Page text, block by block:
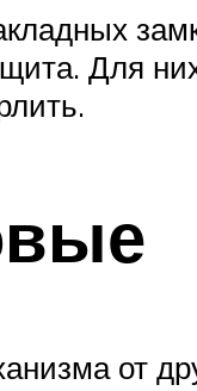
Для
от